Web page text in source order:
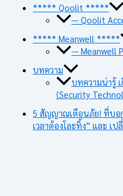
***** Qoolit *****
— Qoolit
***** Meanwell *****
— Meanwell
บทความ
บทความน่ารู้
(Security
5 สัญญาณเตือนภัย! ที่บอก
เวลาต้องโละทิ้ง” และ เ